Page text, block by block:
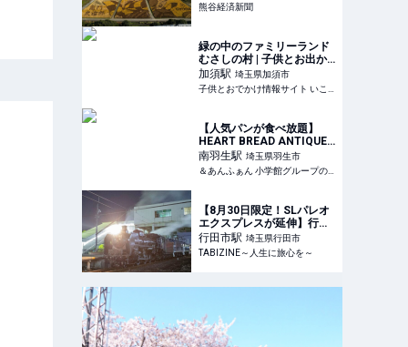
熊谷経済新聞
緑の中のファミリーランド
むさしの村 | 子供とお出か
け情報「いこーよ」
加須駅 埼玉県加須市
子供とおでかけ情報サイト いこーよ
【人気パンが食べ放題】
HEART BREAD ANTIQUE
でモーニング！ | &あんふぁ
ん
南羽生駅 埼玉県羽生市
＆あんふぁん 小学館グループの子育てメディア
【8月30日限定！SLパレオ
エクスプレスが延伸】行田
市駅発「SL日本遺産のまち
行田号」運行｜埼玉県 |
TABIZINE～人生に旅心を
行田市駅 埼玉県行田市
TABIZINE～人生に旅心を～